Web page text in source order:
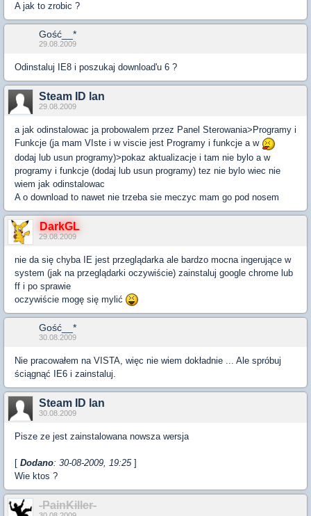
A jak to zrobic ?
Gość__*
29.08.2009
Odinstaluj IE8 i poszukaj download'u 6 ?
Steam ID lan
29.08.2009
a jak odinstalowac ja probowalem przez Panel Sterowania>Programy i
Funkcje (ja mam VIste i w viscie jest Programy i funkcje a w
dodaj lub usun programy)>pokaz aktualizacje i tam nie bylo a w
programy i funkcje (dodaj lub usun programy) tez nie bylo wiec nie
wiem jak odinstalowac
A o download to nawet nie trzeba sie meczyc mam go pod nosem
DarkGL
29.08.2009
nie da się chyba IE jest przeglądarka ale bardzo mocna ingerujące w
system (jak na przeglądarki oczywiście) zainstaluj google chrome lub
ff i po sprawie
oczywiście mogę się mylić
Gość__*
30.08.2009
Nie pracowałem na VISTA, więc nie wiem dokładnie ... Ale spróbuj
ściągnąć IE6 i zainstaluj.
Steam ID lan
30.08.2009
Pisze ze jest zainstalowana nowsza wersja
[ Dodano: 30-08-2009, 19:25]
Wie ktos ?
-PainKiller-